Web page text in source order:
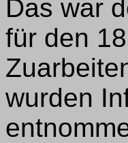
Das war
für den
wurden